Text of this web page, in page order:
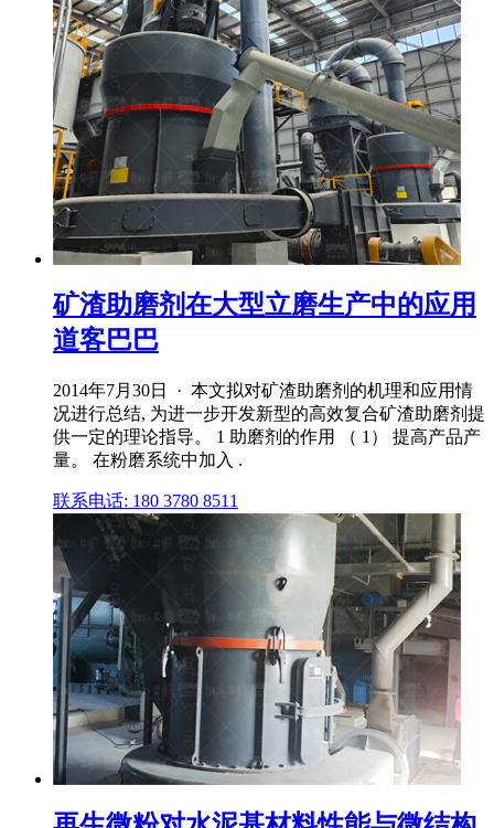
矿渣助磨剂在大型立磨生产中的应用
道客巴巴
2014年7月30日 · 本文拟对矿渣助磨剂的机理和应用情
况进行总结, 为进一步开发新型的高效复合矿渣助磨剂提
供一定的理论指导。 1 助磨剂的作用 （ 1） 提高产品产
量。 在粉磨系统中加入 .
联系电话: 180 3780 8511